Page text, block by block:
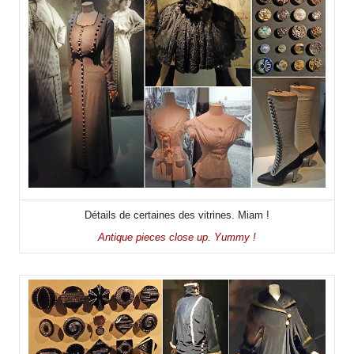
Détails de certaines des vitrines. Miam !
Antique pieces close up. Yummy !